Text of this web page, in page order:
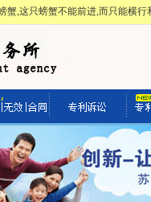
蟹,这只螃蟹不能前进,而只能横